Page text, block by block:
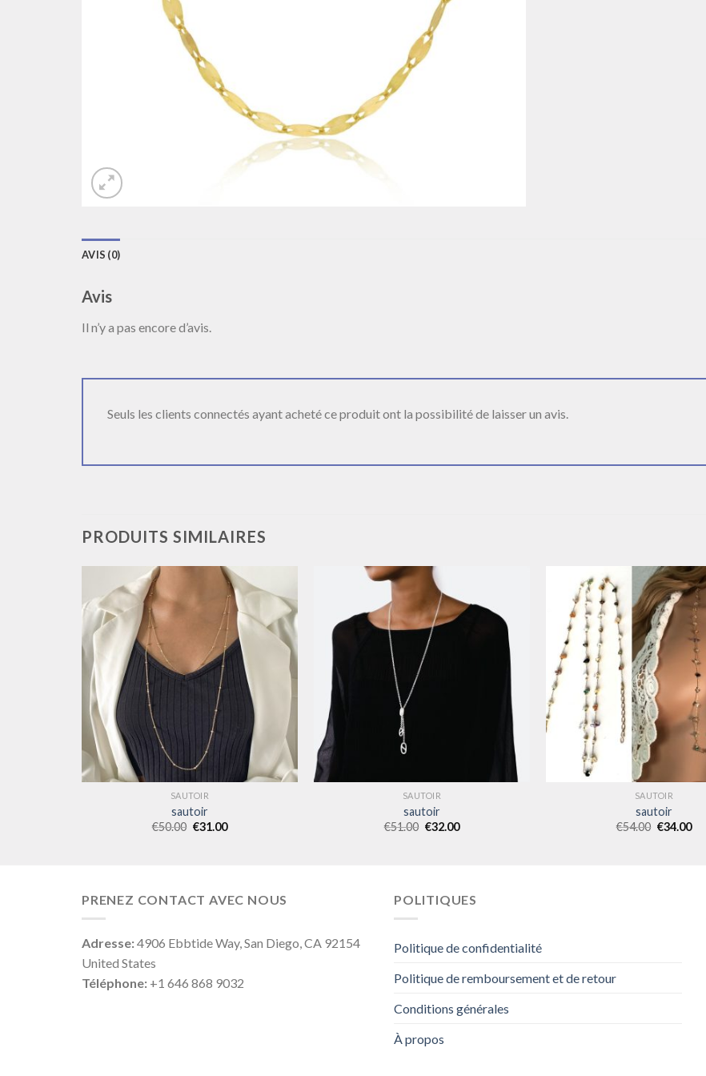
AVIS (0)
Avis
Il n’y a pas encore d’avis.
Seuls les clients connectés ayant acheté ce produit ont la possibilité de laisser un avis.
PRODUITS SIMILAIRES
SAUTOIR
sautoir
€50.00 €31.00
SAUTOIR
sautoir
€51.00 €32.00
SAUTOIR
sautoir
€54.00 €34.00
PRENEZ CONTACT AVEC NOUS
Adresse:4906 Ebbtide Way, San Diego, CA 92154
United States
Téléphone: +1 646 868 9032
POLITIQUES
Politique de confidentialité
Politique de remboursement et de retour
Conditions générales
À propos